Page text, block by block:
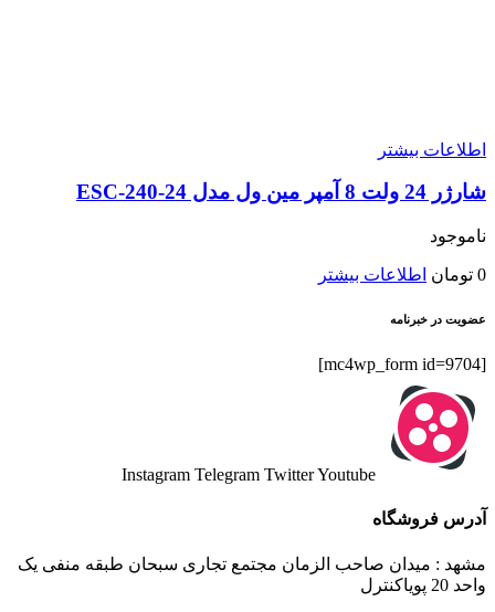
اطلاعات بیشتر
شارژر 24 ولت 8 آمپر مین ول مدل ESC-240-24
ناموجود
0 تومان اطلاعات بیشتر
عضویت در خبرنامه
[mc4wp_form id=9704]
Instagram Telegram TwitterYoutube
آدرس فروشگاه
مشهد : میدان صاحب الزمان مجتمع تجاری سبحان طبقه منفی یک
واحد 20 پویاکنترل